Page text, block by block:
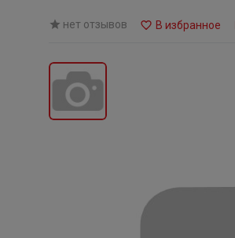
нет отзывов В избранное